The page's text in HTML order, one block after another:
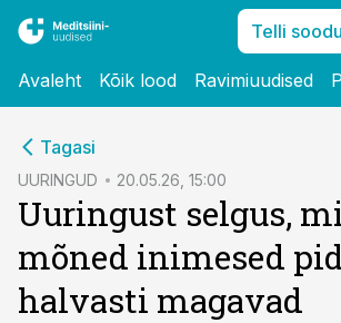
Telli
Avaleht Kõik lood Ravimiuudised
Tagasi
UURINGUD 20.05.26, 15:00
Uuringust selgus,
mõned inimesed
halvasti magavad